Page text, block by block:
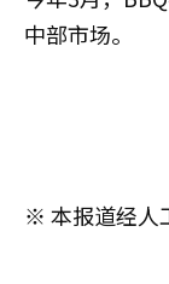
中部市场。
※ 本报道经人